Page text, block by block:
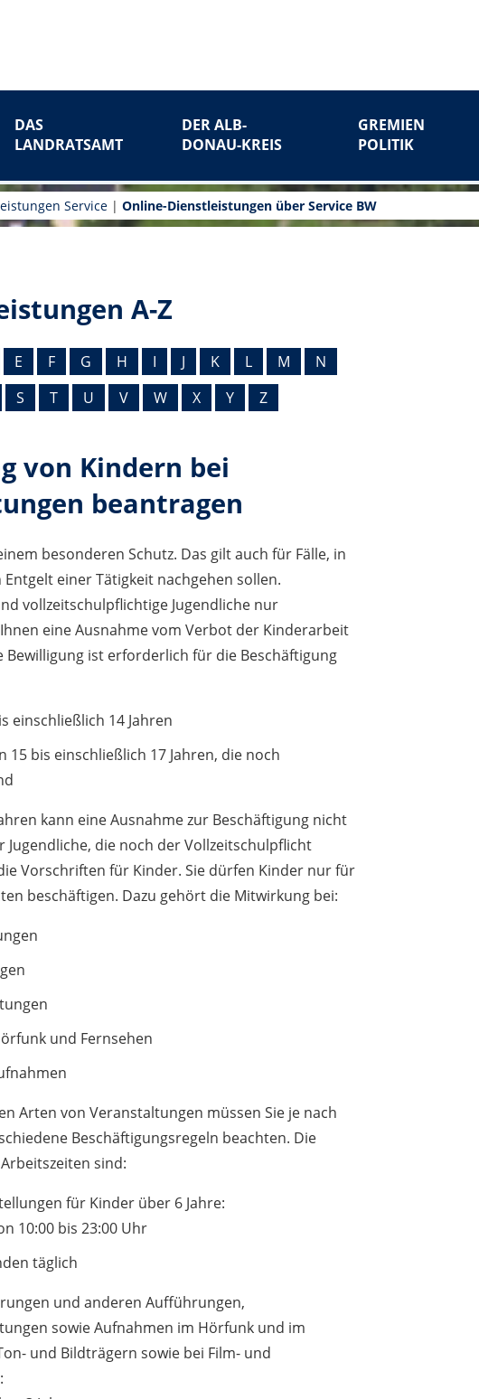
DAS
LANDRATSAMT
DER ALB-
DONAU-KREIS
GREMIEN
POLITIK
Service |Online-Dienstleistungen über Service BW
A-Z
E F G H I J K L M
N
S T U V W X Y Z
von Kindern bei
beantragen
besonderen Schutz. Das gilt auch für Fälle, in
einer Tätigkeit nachgehen sollen.
vollzeitschulpflichtige Jugendliche nur
eine Ausnahme vom Verbot der Kinderarbeit
Bewilligung ist erforderlich für die Beschäftigung
einschließlich 14 Jahren
15 bis einschließlich 17 Jahren, die noch
kann eine Ausnahme zur Beschäftigung nicht
Jugendliche, die noch der Vollzeitschulpflicht
Vorschriften für Kinder. Sie dürfen Kinder nur für
beschäftigen. Dazu gehört die Mitwirkung bei:
und Fernsehen
Arten von Veranstaltungen müssen Sie je nach
Beschäftigungsregeln beachten. Die
sind:
für Kinder über 6 Jahre:
10:00 bis 23:00 Uhr
täglich
und anderen Aufführungen,
sowie Aufnahmen im Hörfunk und im
und Bildträgern sowie bei Film- und